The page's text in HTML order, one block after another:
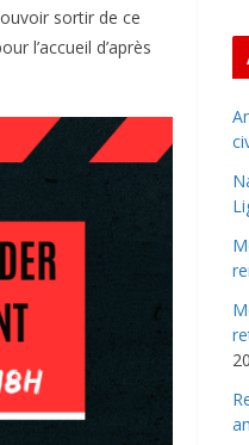
sortir de ce
l’accueil d’après